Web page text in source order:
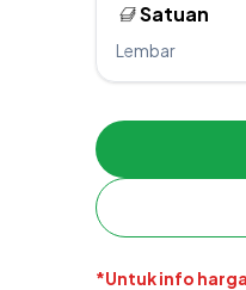
Satuan
Lembar
*Untuk info